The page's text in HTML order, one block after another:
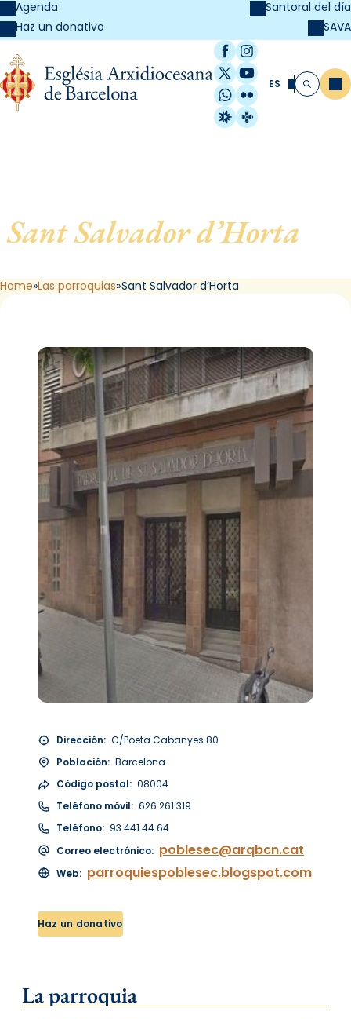
Agenda
Haz un donativo
Santoral del día
SAVA
Facebook
Instagram
X / Twitter
YouTube
WhatsApp
Flickr
Radio Estel
Catalunya
ES Buscar
Sant Salvador d’Horta
Home Las parroquias Sant Salvador d’Horta
Dirección: C/Poeta Cabanyes 80
Población: Barcelona
Código postal: 08004
Teléfono móvil: 626 261 319
Teléfono: 93 441 44 64
Correo electrónico: poblesec@arqbcn.cat
Web: parroquiespoblesec.blogspot.com
Haz un donativo
La parroquia